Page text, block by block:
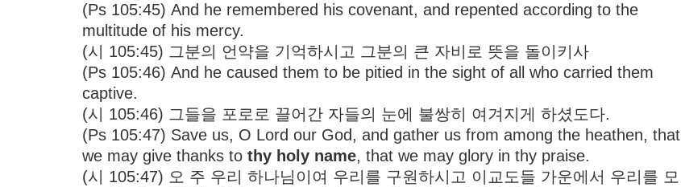
(Ps 105:45) And he remembered his covenant, and repented according to the
multitude of his mercy.
(시 105:45) 그분의 언약을 기억하시고 그분의 큰 자비로 뜻을 돌이키사
(Ps 105:46) And he caused them to be pitied in the sight of all who carried them
captive.
(시 105:46) 그들을 포로로 끌어간 자들의 눈에 불쌍히 여겨지게 하셨도다.
(Ps 105:47) Save us, O Lord our God, and gather us from among the heathen, that
we may give thanks to thy holy name, that we may glory in thy praise.
(시 105:47) 오 주 우리 하나님이여 우리를 구원하시고 이교도들 가운에서 우리를 모